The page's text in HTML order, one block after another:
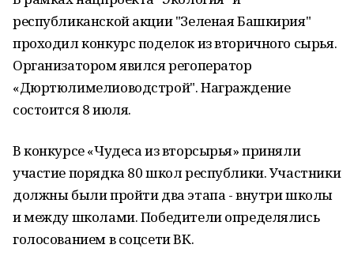
республиканской акции "Зеленая Башкирия"
проходил конкурс поделок из вторичного сырья.
Организатором явился регоператор
«Дюртюлимелиоводстрой". Награждение
состоится 8 июля.
В конкурсе «Чудеса из вторсырья» приняли
участие порядка 80 школ республики. Участники
должны были пройти два этапа - внутри школы
и между школами. Победители определялись
голосованием в соцсети ВК.